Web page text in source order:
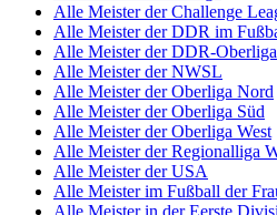
Alle Meister der Challenge
Alle Meister der DDR im
Alle Meister der DDR-Oberliga
Alle Meister der NWSL
Alle Meister der Oberliga Nord
Alle Meister der Oberliga Süd
Alle Meister der Oberliga West
Alle Meister der Regionalliga
Alle Meister der USA
Alle Meister im Fußball der
Alle Meister in der Eerste